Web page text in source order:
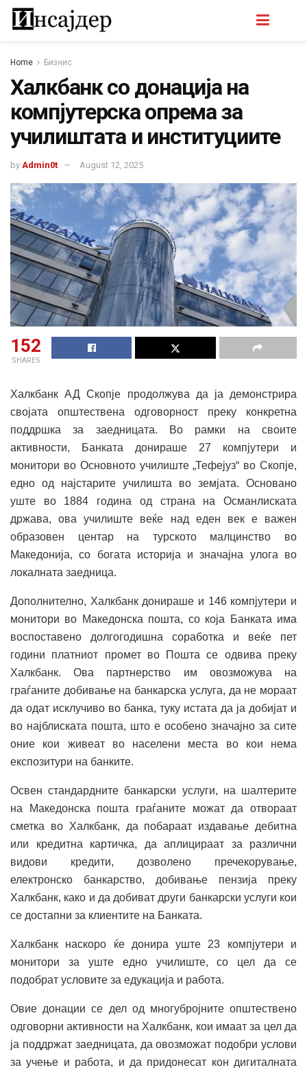
Home Бизнис
Халкбанк со донација на
компјутерска опрема за
училиштата и институциите
by Admin0t August 12, 2025
152
SHARES
Халкбанк АД Скопје продолжува да ја демонстрира
својата општествена одговорност преку конкретна
поддршка за заедницата. Во рамки на своите
активности, Банката донираше 27 компјутери и
монитори во Основното училиште „Тефејуз“ во Скопје,
едно од најстарите училишта во земјата. Основано
уште во 1884 година од страна на Османлиската
држава, ова училиште веќе над еден век е важен
образовен центар на турското малцинство во
Македонија, со богата историја и значајна улога во
локалната заедница.
Дополнително, Халкбанк донираше и 146 компјутери и
монитори во Македонска пошта, со која Банката има
воспоставено долгогодишна соработка и веќе пет
години платниот промет во Пошта се одвива преку
Халкбанк. Ова партнерство им овозможува на
граѓаните добивање на банкарска услуга, да не мораат
да одат исклучиво во банка, туку истата да ја добијат и
во најблиската пошта, што е особено значајно за сите
оние кои живеат во населени места во кои нема
експозитури на банките.
Освен стандардните банкарски услуги, на шалтерите
на Македонска пошта граѓаните можат да отвораат
сметка во Халкбанк, да побараат издавање дебитна
или кредитна картичка, да аплицираат за различни
видови кредити, дозволено пречекорување,
електронско банкарство, добивање пензија преку
Халкбанк, како и да добиват други банкарски услуги кои
се достапни за клиентите на Банката.
Халкбанк наскоро ќе донира уште 23 компјутери и
монитори за уште едно училиште, со цел да се
подобрат условите за едукација и работа.
Овие донации се дел од многубројните општествено
одговорни активности на Халкбанк, кои имаат за цел да
ја поддржат заедницата, да овозможат подобри услови
за учење и работа, и да придонесат кон дигиталната